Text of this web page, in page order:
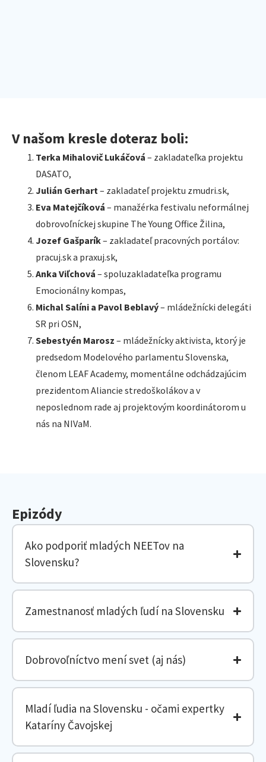
V našom kresle doteraz boli:
Terka Mihalovič Lukáčová – zakladateľka projektu
DASATO,
Julián Gerhart– zakladateľ projektu zmudri.sk,
Eva Matejčíková – manažérka festivalu neformálnej
dobrovoľníckej skupine The Young Office Žilina,
Jozef Gašparík– zakladateľ pracovných portálov:
pracuj.sk a praxuj.sk,
Anka Viľchová – spoluzakladateľka programu
Emocionálny kompas,
Michal Salíni a Pavol Beblavý– mládežnícki delegáti
SR pri OSN,
Sebestyén Marosz – mládežnícky aktivista, ktorý je
predsedom Modelového parlamentu Slovenska,
členom LEAF Academy, momentálne odchádzajúcim
prezidentom Aliancie stredoškolákov a v
neposlednom rade aj projektovým koordinátorom u
nás na NIVaM.
Epizódy
Ako podporiť mladých NEETov na
Slovensku?
Zamestnanosť mladých ľudí na Slovensku
Dobrovoľníctvo mení svet (aj nás)
Mladí ľudia na Slovensku - očami expertky
Kataríny Čavojskej